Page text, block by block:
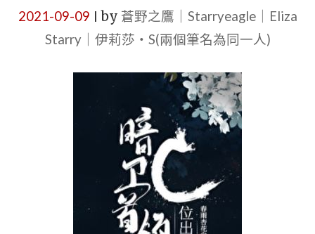
2021-09-09 by 蒼野之鷹｜Starryeagle｜Eliza
Starry｜伊莉莎・S(兩個筆名為同一人)